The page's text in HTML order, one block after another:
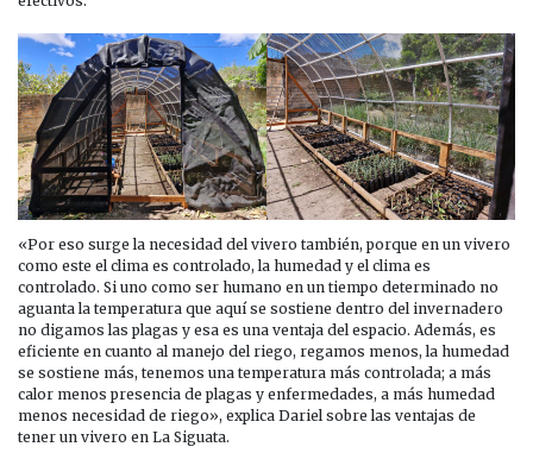
«Por eso surge la necesidad del vivero también, porque en un vivero
como este el clima es controlado, la humedad y el clima es
controlado. Si uno como ser humano en un tiempo determinado no
aguanta la temperatura que aquí se sostiene dentro del invernadero
no digamos las plagas y esa es una ventaja del espacio. Además, es
eficiente en cuanto al manejo del riego, regamos menos, la humedad
se sostiene más, tenemos una temperatura más controlada; a más
calor menos presencia de plagas y enfermedades, a más humedad
menos necesidad de riego», explica Dariel sobre las ventajas de
tener un vivero en La Siguata.